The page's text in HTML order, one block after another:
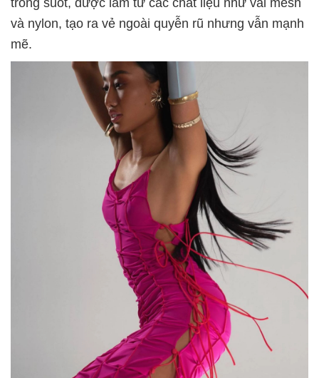
trong suốt, được làm từ các chất liệu như vải mesh
và nylon, tạo ra vẻ ngoài quyễn rũ nhưng vẫn mạnh
mẽ.